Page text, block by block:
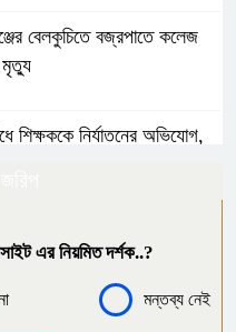
বেলকুচিতে বজ্রপাতে কলেজ
মৃত্যু
শিক্ষককে নির্যাতনের অভিযোগ,
৫ কিশোরের বিরুদ্ধে মামলা,
এর নিয়মিত দর্শক..?
মন্তব্য নেই